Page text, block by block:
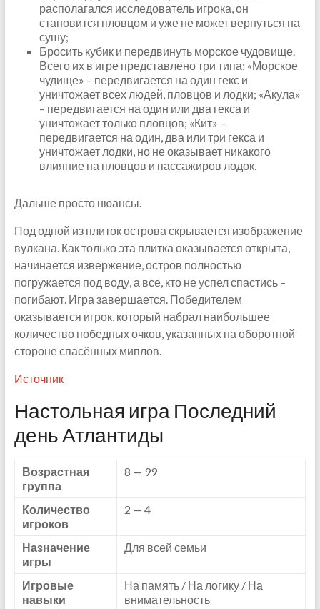
располагался исследователь игрока, он
становится пловцом и уже не может вернуться на
сушу;
Бросить кубик и передвинуть морское чудовище.
Всего их в игре представлено три типа: «Морское
чудище» – передвигается на один гекс и
уничтожает всех людей, пловцов и лодки; «Акула»
– передвигается на один или два гекса и
уничтожает только пловцов; «Кит» –
передвигается на один, два или три гекса и
уничтожает лодки, но не оказывает никакого
влияние на пловцов и пассажиров лодок.
Дальше просто нюансы.
Под одной из плиток острова скрывается изображение
вулкана. Как только эта плитка оказывается открыта,
начинается извержение, остров полностью
погружается под воду, а все, кто не успел спастись –
погибают. Игра завершается. Победителем
оказывается игрок, который набрал наибольшее
количество победных очков, указанных на оборотной
стороне спасённых миплов.
Источник
Настольная игра Последний
день Атлантиды
Возрастная
группа
8 — 99
Количество
игроков
2 — 4
Назначение
игры
Для всей семьи
Игровые
навыки
На память / На логику / На
внимательность